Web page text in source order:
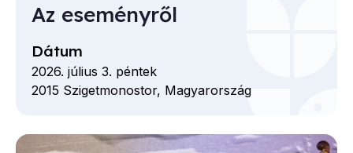
Az eseményről
Dátum
2026. július 3. péntek
2015 Szigetmonostor, Magyarország